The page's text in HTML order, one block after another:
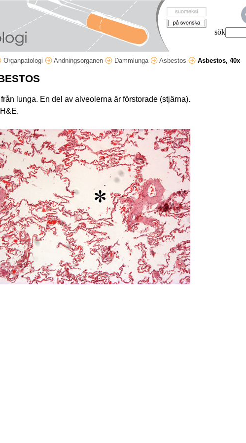
sök
Organpatologi Andningsorganen Dammlunga Asbestos Asbestos, 40x
lunga. En del av alveolerna är förstorade (stjärna).